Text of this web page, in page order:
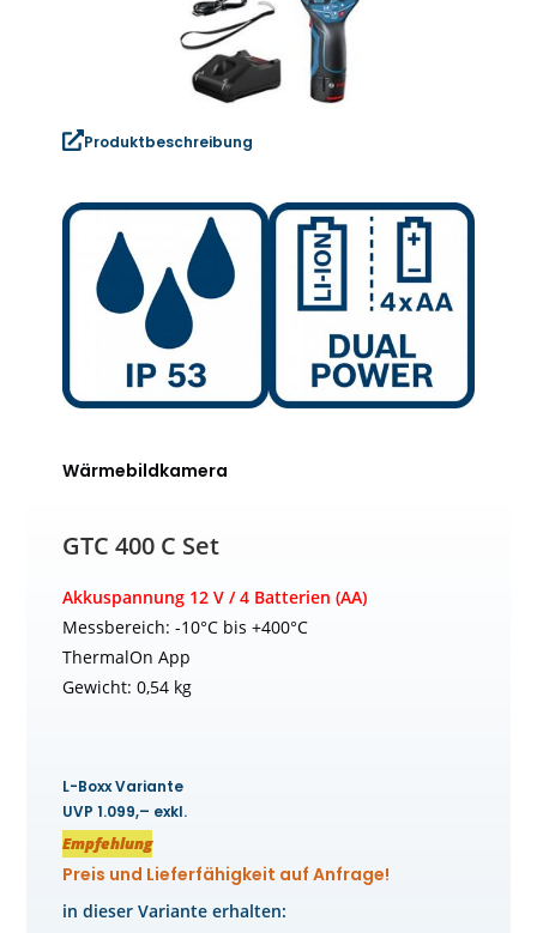
Produktbeschreibung
Wärmebildkamera
GTC 400 C Set
Akkuspannung 12 V / 4 Batterien (AA)
Messbereich: -10°C bis +400°C
ThermalOn App
Gewicht: 0,54 kg
L-Boxx Variante
UVP 1.099,– exkl.
Empfehlung
Preis und Lieferfähigkeit auf Anfrage!
in dieser Variante erhalten: